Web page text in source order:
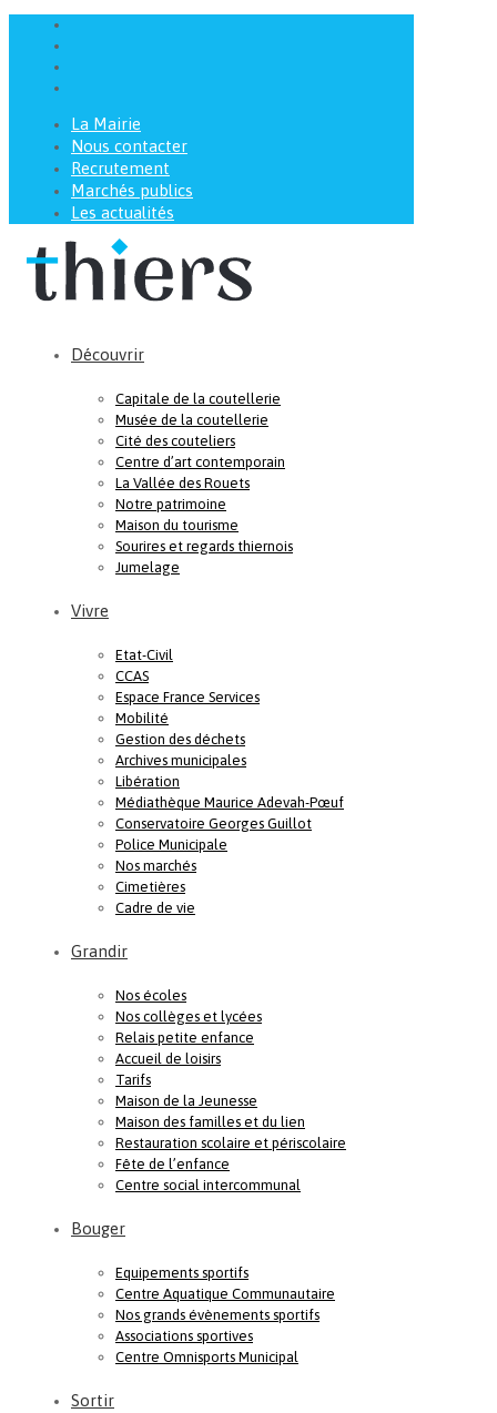
La Mairie
Nous contacter
Recrutement
Marchés publics
Les actualités
Découvrir
Capitale de la coutellerie
Musée de la coutellerie
Cité des couteliers
Centre d’art contemporain
La Vallée des Rouets
Notre patrimoine
Maison du tourisme
Sourires et regards thiernois
Jumelage
Vivre
Etat-Civil
CCAS
Espace France Services
Mobilité
Gestion des déchets
Archives municipales
Libération
Médiathèque Maurice Adevah-Pœuf
Conservatoire Georges Guillot
Police Municipale
Nos marchés
Cimetières
Cadre de vie
Grandir
Nos écoles
Nos collèges et lycées
Relais petite enfance
Accueil de loisirs
Tarifs
Maison de la Jeunesse
Maison des familles et du lien
Restauration scolaire et périscolaire
Fête de l’enfance
Centre social intercommunal
Bouger
Equipements sportifs
Centre Aquatique Communautaire
Nos grands évènements sportifs
Associations sportives
Centre Omnisports Municipal
Sortir